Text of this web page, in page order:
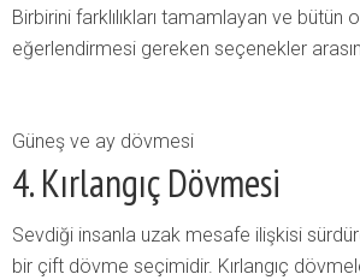
Birbirini farklılıkları tamamlayan ve bütün
eğerlendirmesi gereken seçenekler
Güneş ve ay dövmesi
4. Kırlangıç Dövmesi
Sevdiği insanla uzak mesafe ilişkisi
bir çift dövme seçimidir. Kırlangıç